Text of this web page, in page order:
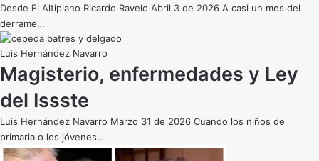
Desde El Altiplano Ricardo Ravelo Abril 3 de 2026 A casi un mes del
derrame…
Luis Hernández Navarro
Magisterio, enfermedades y Ley
del Issste
Luis Hernández Navarro Marzo 31 de 2026 Cuando los niños de
primaria o los jóvenes…